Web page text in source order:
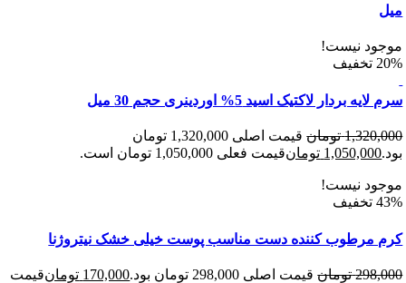
نیست!
لاکتیک اسید 5% اوردینری حجم 30 میل
تومان
قیمت اصلی 1,320,000 تومان
تومانقیمت فعلی 1,050,000 تومان است.
نیست!
کننده دست مناسب پوست خیلی خشک نیتروژنا
تومان قیمت اصلی 298,000 تومان بود. 170,000 تومانقیمت